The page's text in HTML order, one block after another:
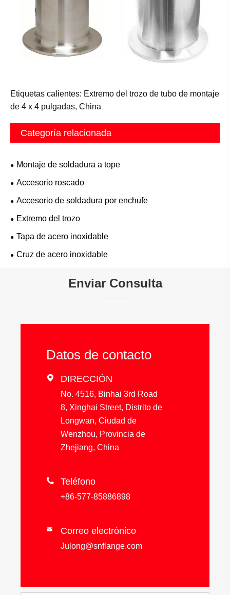
Etiquetas calientes: Extremo del trozo de tubo de montaje
de 4 x 4 pulgadas, China
Categoría relacionada
Montaje de soldadura a tope
Accesorio roscado
Accesorio de soldadura por enchufe
Extremo del trozo
Tapa de acero inoxidable
Cruz de acero inoxidable
Enviar Consulta
Datos de contacto
 DIRECCIÓN
No. 4516, Binhai 3rd Road
8, Xinghai Street, Distrito de
Longwan, Ciudad de
Wenzhou, Provincia de
Zhejiang, China
 Teléfono
+86-577-85886898
 Correo electrónico
Julong@snflange.com